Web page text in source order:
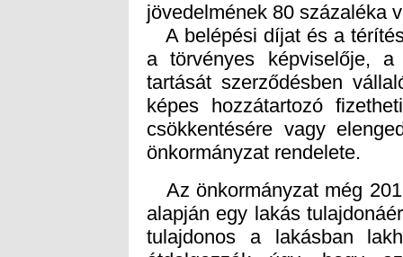
jövedelmének 80 százaléka
A belépési díjat és a
a törvényes képviselője,
tartását szerződésben
képes hozzátartozó
csökkentésére vagy
önkormányzat rendelete.
Az önkormányzat még
alapján egy lakás
tulajdonos a lakásban
átdolgozzák úgy, hogy